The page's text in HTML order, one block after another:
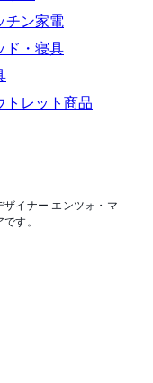
チン家電
ド・寝具
トレット商品
イナー エンツォ・マ
す。
用しています。